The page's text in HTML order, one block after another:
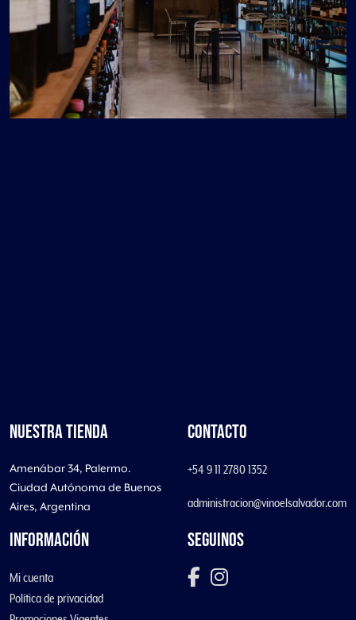
NUESTRA TIENDA
Amenábar 34, Palermo.
Ciudad Autónoma de Buenos
Aires, Argentina
CONTACTO
+54 9 11 2780 1352
administracion@vinoelsalvador.com
INFORMACIÓN
Mi cuenta
Política de privacidad
SEGUINOS